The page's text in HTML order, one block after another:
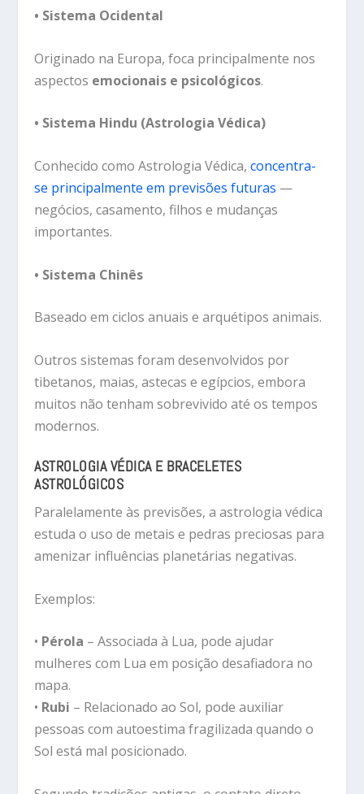
• Sistema Ocidental
Originado na Europa, foca principalmente nos
aspectos emocionais e psicológicos.
• Sistema Hindu (Astrologia Védica)
Conhecido comoAstrologia Védica,concentra-
se principalmente em previsões futuras —
negócios, casamento, filhos e mudanças
importantes.
• Sistema Chinês
Baseado em ciclos anuais e arquétipos animais.
Outros sistemas foram desenvolvidos por
tibetanos, maias, astecas e egípcios, embora
muitos não tenham sobrevivido até os tempos
modernos.
ASTROLOGIA VÉDICA E BRACELETES
ASTROLÓGICOS
Paralelamente às previsões, a astrologia védica
estuda o uso de metais e pedras preciosas para
amenizar influências planetárias negativas.
Exemplos:
• Pérola – Associada à Lua, pode ajudar
mulheres com Lua em posição desafiadora no
mapa.
• Rubi – Relacionado ao Sol, pode auxiliar
pessoas com autoestima fragilizada quando o
Sol está mal posicionado.